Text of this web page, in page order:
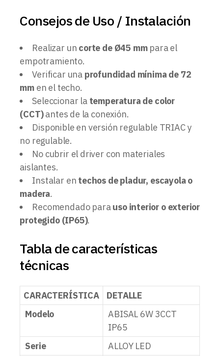
Consejos de Uso / Instalación
Realizar un corte de Ø45 mmpara el
empotramiento.
Verificar una profundidad mínima de 72
mmen el techo.
Seleccionar la temperatura de color
(CCT)antes de la conexión.
Disponible en versión regulable TRIAC y
no regulable.
No cubrir el driver con materiales
aislantes.
Instalar en techos de pladur, escayola o
madera.
Recomendado parauso interior o exterior
protegido (IP65).
Tabla de características
técnicas
CARACTERÍSTICA
DETALLE
Modelo
ABISAL 6W 3CCT
IP65
Serie
ALLOY LED